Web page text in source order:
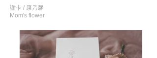
謝卡 / 康乃馨
Mom's flower